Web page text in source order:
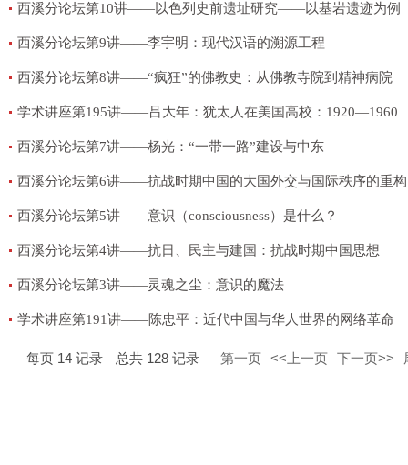
西溪分论坛第10讲——以色列史前遗址研究——以基岩遗迹为例
西溪分论坛第9讲——李宇明：现代汉语的溯源工程
西溪分论坛第8讲——“疯狂”的佛教史：从佛教寺院到精神病院
学术讲座第195讲——吕大年：犹太人在美国高校：1920—1960
西溪分论坛第7讲——杨光：“一带一路”建设与中东
西溪分论坛第6讲——抗战时期中国的大国外交与国际秩序的重构
西溪分论坛第5讲——意识（consciousness）是什么？
西溪分论坛第4讲——抗日、民主与建国：抗战时期中国思想
西溪分论坛第3讲——灵魂之尘：意识的魔法
学术讲座第191讲——陈忠平：近代中国与华人世界的网络革命
每页 14 记录 总共 128 记录 第一页 <<上一页 下一页>>